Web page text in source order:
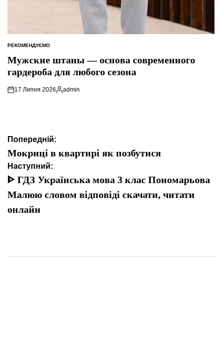
ОПУБЛІКУВАТИ
РЕКОМЕНДУЄМО
Мужские штаны — основа современного
гардероба для любого сезона
17 Липня 2026
Опубліковано
admin
Навігація
записів
Попередній:
Мокриці в квартирі як позбутися
Наступний:
ᐈ ГДЗ Українська мова 3 клас Пономарьова
Малюю словом відповіді скачати, читати
онлайн